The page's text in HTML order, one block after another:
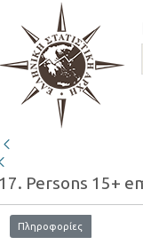
Πληροφορίες